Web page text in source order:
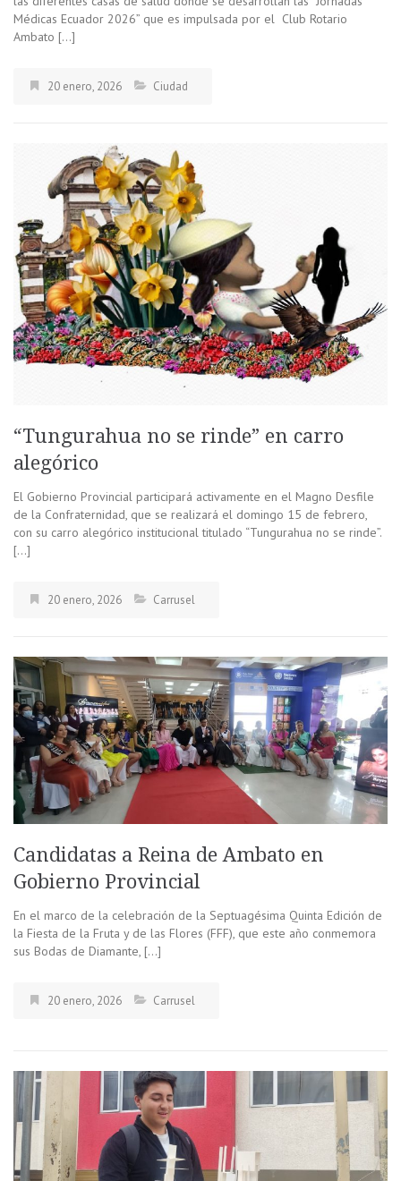
Médicas Ecuador 2026” que es impulsada por el Club Rotario
Ambato […]
20 enero, 2026 Ciudad
“Tungurahua no se rinde” en carro
alegórico
El Gobierno Provincial participará activamente en el Magno Desfile
de la Confraternidad, que se realizará el domingo 15 de febrero,
con su carro alegórico institucional titulado “Tungurahua no se rinde”.
[…]
20 enero, 2026 Carrusel
Candidatas a Reina de Ambato en
Gobierno Provincial
En el marco de la celebración de la Septuagésima Quinta Edición de
la Fiesta de la Fruta y de las Flores (FFF), que este año conmemora
sus Bodas de Diamante, […]
20 enero, 2026 Carrusel